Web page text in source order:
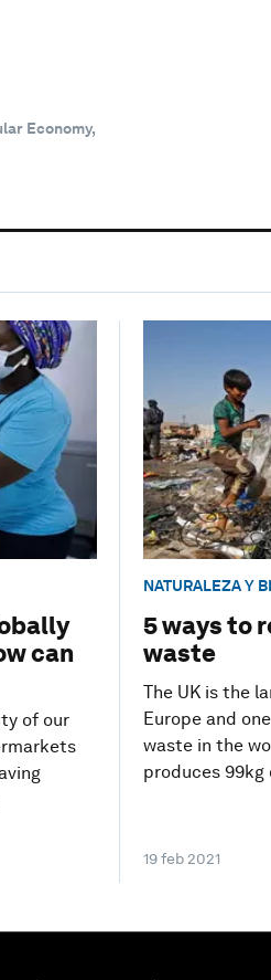
Economy,
can
of our
NATURALEZA Y
5 ways to
waste
The UK is the
Europe and
waste in the
produces
19 feb 2021